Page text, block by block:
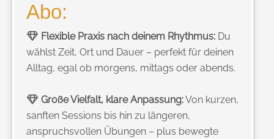
Abo:
Flexible Praxis nach deinem Rhythmus: Du
wählst Zeit, Ort und Dauer – perfekt für deinen
Alltag, egal ob morgens, mittags oder abends.
Große Vielfalt, klare Anpassung:Von kurzen,
sanften Sessions bis hin zu längeren,
anspruchsvollen Übungen – plus bewegte